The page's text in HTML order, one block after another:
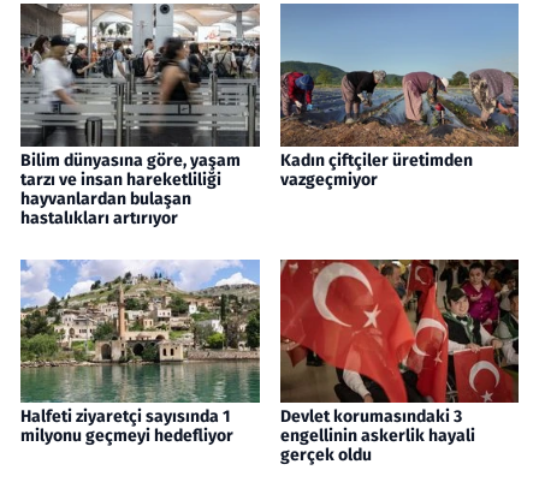
Bilim dünyasına göre, yaşam
tarzı ve insan hareketliliği
hayvanlardan bulaşan
hastalıkları artırıyor
Kadın çiftçiler üretimden
vazgeçmiyor
Halfeti ziyaretçi sayısında 1
milyonu geçmeyi hedefliyor
Devlet korumasındaki 3
engellinin askerlik hayali
gerçek oldu